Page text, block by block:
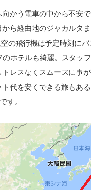
かう電車の中から不安
ら経由地のジャカルタ
の飛行機は予定時刻に
ホテルも綺麗。スタッ
レスなくスムーズに事
代を安くできる旅もあ
す。